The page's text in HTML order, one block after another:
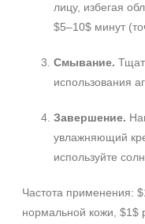
лицу, избегая
$5–10$ минут
Смывание.
использования
Завершение.
увлажняющий
используйте
Частота применения:
нормальной кожи, $1$